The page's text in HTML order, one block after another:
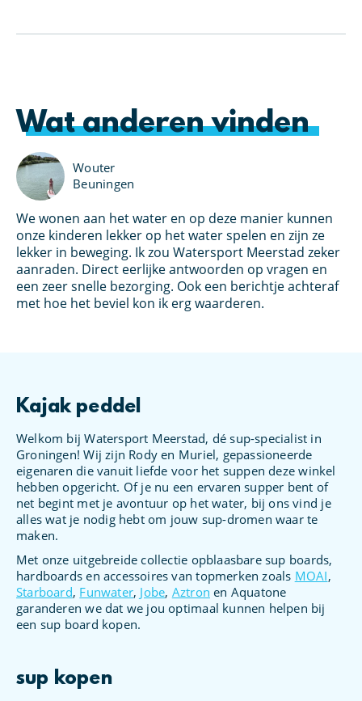
Wat anderen vinden
Wouter
Beuningen
We wonen aan het water en op deze manier kunnen
onze kinderen lekker op het water spelen en zijn ze
lekker in beweging. Ik zou Watersport Meerstad zeker
aanraden. Direct eerlijke antwoorden op vragen en
een zeer snelle bezorging. Ook een berichtje achteraf
met hoe het beviel kon ik erg waarderen.
Kajak peddel
Welkom bij Watersport Meerstad, dé sup-specialist in
Groningen! Wij zijn Rody en Muriel, gepassioneerde
eigenaren die vanuit liefde voor het suppen deze winkel
hebben opgericht. Of je nu een ervaren supper bent of
net begint met je avontuur op het water, bij ons vind je
alles wat je nodig hebt om jouw sup-dromen waar te
maken.
Met onze uitgebreide collectie opblaasbare sup boards,
hardboards en accessoires van topmerken zoals MOAI,
Starboard, Funwater, Jobe, Aztron en Aquatone
garanderen we dat we jou optimaal kunnen helpen bij
een sup board kopen.
sup kopen